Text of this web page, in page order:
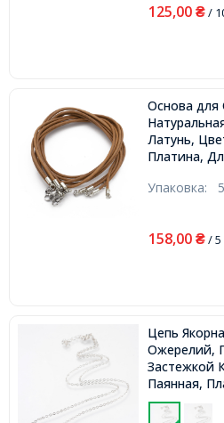
125,00 ₴/
Основа
Латунь,
Платина,
Упаковка:
158,00 ₴/ 5
Цепь
Ожерелий,
Застежкой
Паянная,